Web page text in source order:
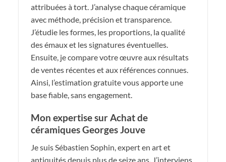
attribuées à tort. J’analyse chaque céramique
avec méthode, précision et transparence.
J’étudie les formes, les proportions, la qualité
des émaux et les signatures éventuelles.
Ensuite, je compare votre œuvre aux résultats
de ventes récentes et aux références connues.
Ainsi, l’estimation gratuite vous apporte une
base fiable, sans engagement.
Mon expertise sur Achat de
céramiques Georges Jouve
Je suis Sébastien Sophin, expert en art et
antiquités depuis plus de seize ans. J’interviens